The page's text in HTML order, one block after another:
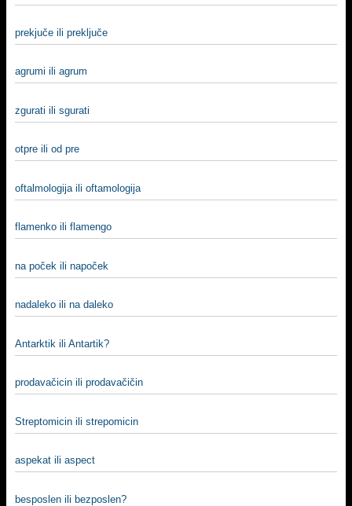
prekjuče ili preključe
agrumi ili agrum
zgurati ili sgurati
otpre ili od pre
oftalmologija ili oftamologija
flamenko ili flamengo
na poček ili napoček
nadaleko ili na daleko
Antarktik ili Antartik?
prodavačicin ili prodavačičin
Streptomicin ili strepomicin
aspekat ili aspect
besposlen ili bezposlen?